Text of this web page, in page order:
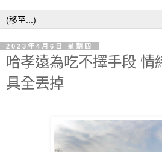
2023年4月6日 星期四
哈孝遠為吃不擇手段 情
具全丟掉